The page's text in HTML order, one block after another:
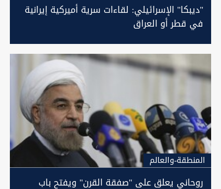
"ديبكا" الإسرائيلي: لقاءات سرية أميركية إيرانية
في قطر أو العراق
المنطقة-والعالم
روحاني يعلق على "صفقة القرن" ويفتح باب